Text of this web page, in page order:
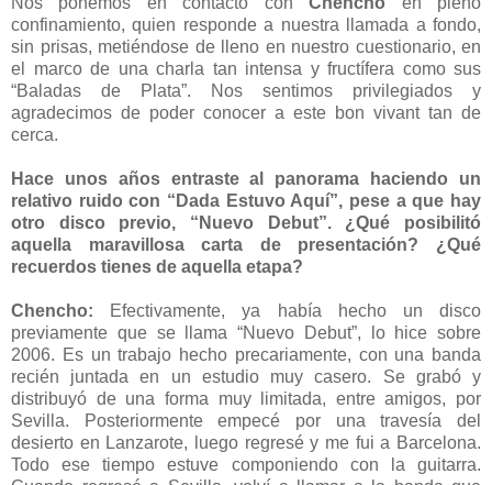
confinamiento, quien responde a nuestra llamada a fondo,
sin prisas, metiéndose de lleno en nuestro cuestionario, en
el marco de una charla tan intensa y fructífera como sus
“Baladas de Plata”. Nos sentimos privilegiados y
agradecimos de poder conocer a este bon vivant tan de
cerca.
Hace unos años entraste al panorama haciendo un
relativo ruido con “Dada Estuvo Aquí”, pese a que hay
otro disco previo, “Nuevo Debut”. ¿Qué posibilitó
aquella maravillosa carta de presentación? ¿Qué
recuerdos tienes de aquella etapa?
Chencho: Efectivamente, ya había hecho un disco
previamente que se llama “Nuevo Debut”, lo hice sobre
2006. Es un trabajo hecho precariamente, con una banda
recién juntada en un estudio muy casero. Se grabó y
distribuyó de una forma muy limitada, entre amigos, por
Sevilla. Posteriormente empecé por una travesía del
desierto en Lanzarote, luego regresé y me fui a Barcelona.
Todo ese tiempo estuve componiendo con la guitarra.